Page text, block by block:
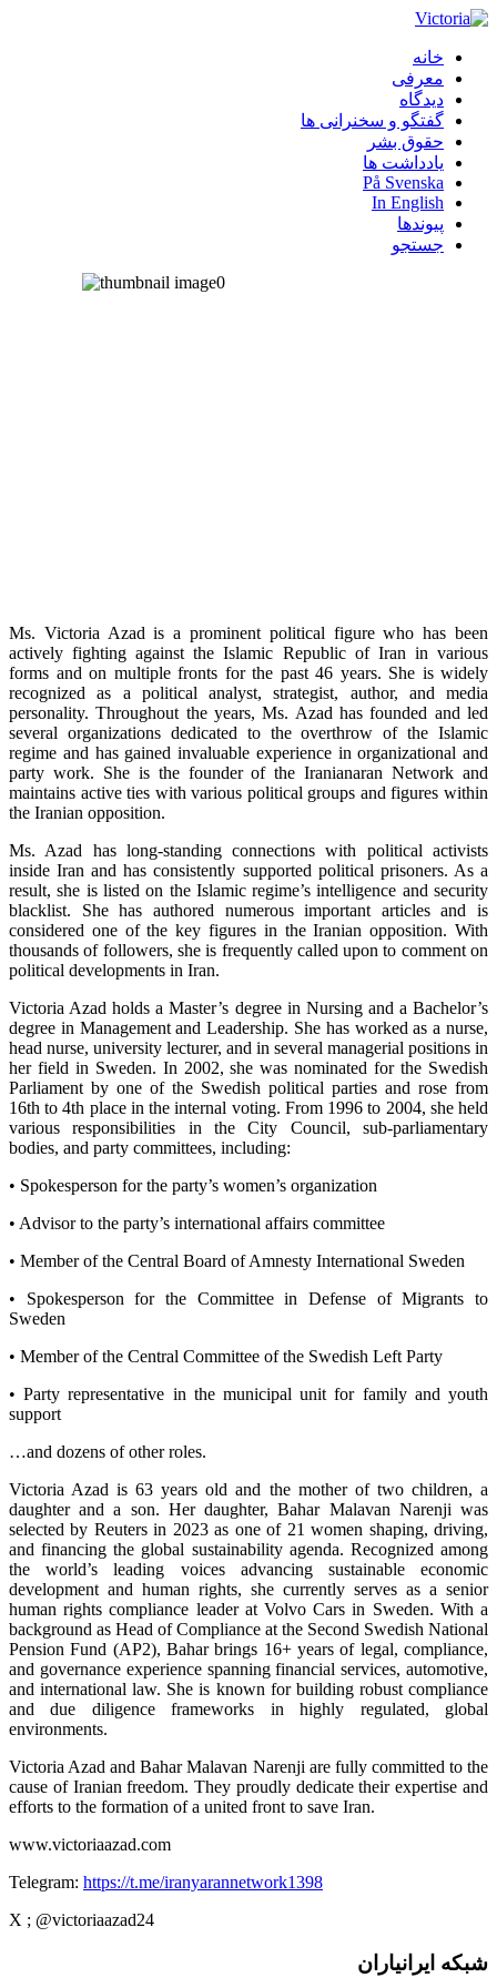
خانه
معرفی
دیدگاه
گفتگو و سخنرانی ها
حقوق بشر
یادداشت ها
På Svenska
In English
پیوندها
جستجو
Ms. Victoria Azad is a prominent political figure who has been
actively fighting against the Islamic Republic of Iran in various
forms and on multiple fronts for the past 46 years. She is widely
recognized as a political analyst, strategist, author, and media
personality. Throughout the years, Ms. Azad has founded and led
several organizations dedicated to the overthrow of the Islamic
regime and has gained invaluable experience in organizational and
party work. She is the founder of the Iranianaran Network and
maintains active ties with various political groups and figures within
the Iranian opposition.
Ms. Azad has long-standing connections with political activists
inside Iran and has consistently supported political prisoners. As a
result, she is listed on the Islamic regime’s intelligence and security
blacklist. She has authored numerous important articles and is
considered one of the key figures in the Iranian opposition. With
thousands of followers, she is frequently called upon to comment on
political developments in Iran.
Victoria Azad holds a Master’s degree in Nursing and a Bachelor’s
degree in Management and Leadership. She has worked as a nurse,
head nurse, university lecturer, and in several managerial positions in
her field in Sweden. In 2002, she was nominated for the Swedish
Parliament by one of the Swedish political parties and rose from
16th to 4th place in the internal voting. From 1996 to 2004, she held
various responsibilities in the City Council, sub-parliamentary
bodies, and party committees, including:
• Spokesperson for the party’s women’s organization
• Advisor to the party’s international affairs committee
• Member of the Central Board of Amnesty International Sweden
• Spokesperson for the Committee in Defense of Migrants to
Sweden
• Member of the Central Committee of the Swedish Left Party
• Party representative in the municipal unit for family and youth
support
…and dozens of other roles.
Victoria Azad is 63 years old and the mother of two children, a
daughter and a son. Her daughter, Bahar Malavan Narenji was
selected by Reuters in 2023 as one of 21 women shaping, driving,
and financing the global sustainability agenda. Recognized among
the world’s leading voices advancing sustainable economic
development and human rights, she currently serves as a senior
human rights compliance leader at Volvo Cars in Sweden. With a
background as Head of Compliance at the Second Swedish National
Pension Fund (AP2), Bahar brings 16+ years of legal, compliance,
and governance experience spanning financial services, automotive,
and international law. She is known for building robust compliance
and due diligence frameworks in highly regulated, global
environments.
Victoria Azad and Bahar Malavan Narenji are fully committed to the
cause of Iranian freedom. They proudly dedicate their expertise and
efforts to the formation of a united front to save Iran.
www.victoriaazad.com
Telegram: https://t.me/iranyarannetwork1398
X ; @victoriaazad24
شبکه ایرانیاران